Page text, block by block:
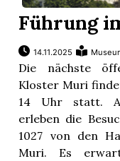
Führung
14.11.2025
Die nächste
Kloster Muri
14 Uhr statt.
erleben die
1027 von den
Muri. Es